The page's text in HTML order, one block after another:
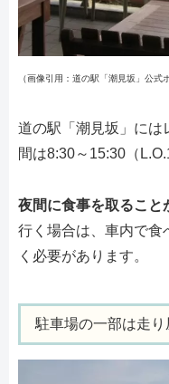
（画像引用：道の駅「潮見坂」公式
道の駅「潮見坂」には
間は8:30～15:30（
夜間に食事を取ること
行く場合は、車内で食
く必要があります。
駐車場の一部は走